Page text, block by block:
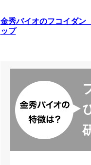
金秀バイオのフコイダ
ップ